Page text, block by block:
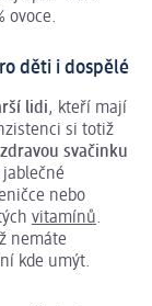
ovoce.
děti i dospělé
lidi, kteří mají
si totiž
zdravou svačinku
nebo
vitamínů.
nemáte
kde umýt.